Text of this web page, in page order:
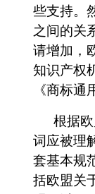
些支持。
之间的关
请增加，
知识产权
《商标通
根据
词应被理
套基本规
括欧盟关